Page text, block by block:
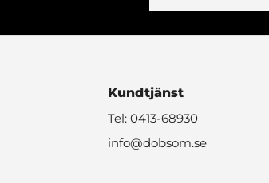
Kundtjänst
Tel: 0413-68930
info@dobsom.se